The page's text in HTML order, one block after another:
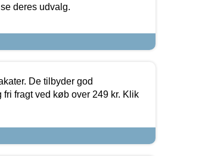
deres udvalg.
De tilbyder god
fragt ved køb over 249 kr. Klik